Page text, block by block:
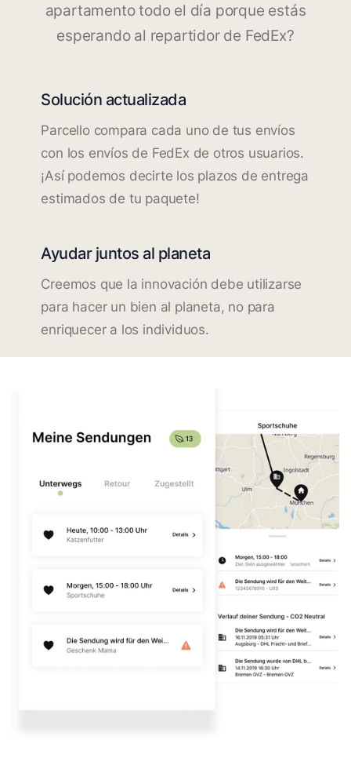
apartamento todo el día porque estás
esperando al repartidor de FedEx?
Solución actualizada
Parcello compara cada uno de tus envíos
con los envíos de FedEx de otros usuarios.
¡Así podemos decirte los plazos de entrega
estimados de tu paquete!
Ayudar juntos al planeta
Creemos que la innovación debe utilizarse
para hacer un bien al planeta, no para
enriquecer a los individuos.